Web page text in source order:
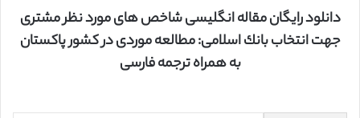
دانلود رایگان مقاله انگلیسی شاخص های مورد نظر مشتری
جهت انتخاب بانك اسلامی: مطالعه موردی در كشور پاكستان
به همراه ترجمه فارسی